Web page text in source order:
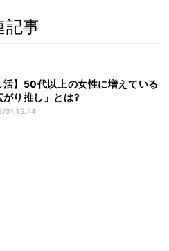
記事
活】50代以上の女性に増えている
がり推し」とは?
01 15:44